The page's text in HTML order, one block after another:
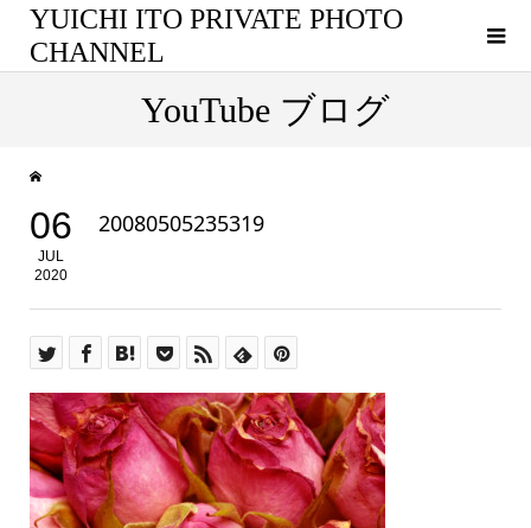
YUICHI ITO PRIVATE PHOTO
CHANNEL
YouTube ブログ
06
JUL
2020
20080505235319